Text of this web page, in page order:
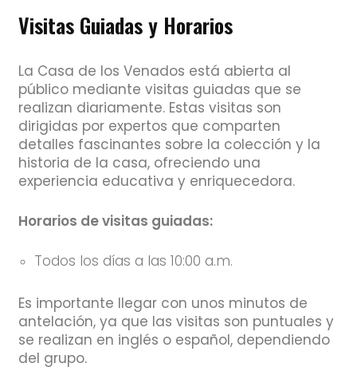
Visitas Guiadas y Horarios
La Casa de los Venados está abierta al
público mediante visitas guiadas que se
realizan diariamente. Estas visitas son
dirigidas por expertos que comparten
detalles fascinantes sobre la colección y la
historia de la casa, ofreciendo una
experiencia educativa y enriquecedora.
Horarios de visitas guiadas:
Todos los días a las 10:00 a.m.
Es importante llegar con unos minutos de
antelación, ya que las visitas son puntuales y
se realizan en inglés o español, dependiendo
del grupo.